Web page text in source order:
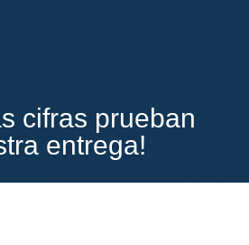
cifras prueban
entrega!